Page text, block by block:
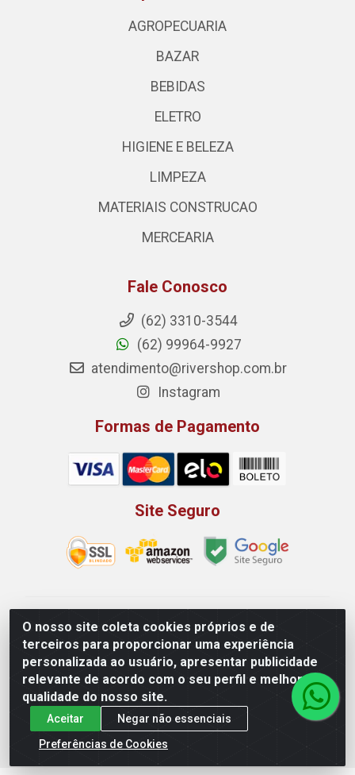
O nosso site coleta cookies próprios e de
terceiros para proporcionar uma experiência
personalizada ao usuário, apresentar publicidade
relevante de acordo com o seu perfil e melhorar a
qualidade do nosso site.
Aceitar
Negar não essenciais
Preferências de Cookies
AGROPECUARIA
BAZAR
BEBIDAS
ELETRO
HIGIENE E BELEZA
LIMPEZA
MATERIAIS CONSTRUCAO
MERCEARIA
Fale Conosco
(62) 3310-3544
(62) 99964-9927
atendimento@rivershop.com.br
Instagram
Formas de Pagamento
Site Seguro
Rio Vermelho Distribuição de Alimentos LTDA - Rodovia
BR, 153, KM 52 N 00 QD 00 LT 16 - Bairro Jardim
Eldorado, Anápolis/GO - CEP 75.045-190 - CNPJ
10.912.900/0002-40